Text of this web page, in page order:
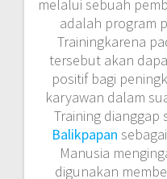
melalui sebuah
adalah program
Trainingkarena
tersebut akan
positif bagi
karyawan dalam
Training dianggap
Balikpapan
Manusia
digunakan